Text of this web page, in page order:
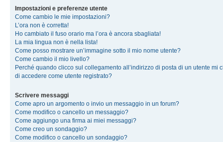
Impostazioni e preferenze utente
Come cambio le mie impostazioni?
L’ora non è corretta!
Ho cambiato il fuso orario ma l’ora è ancora sbagliata!
La mia lingua non è nella lista!
Come posso mostrare un’immagine sotto il mio nome utente?
Come cambio il mio livello?
Perché quando clicco sul collegamento all’indirizzo di posta di un utente mi
di accedere come utente registrato?
Scrivere messaggi
Come apro un argomento o invio un messaggio in un forum?
Come modifico o cancello un messaggio?
Come aggiungo una firma ai miei messaggi?
Come creo un sondaggio?
Come modifico o cancello un sondaggio?